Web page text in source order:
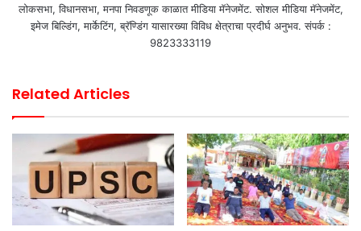
लोकसभा, विधानसभा, मनपा निवडणूक काळात मीडिया मॅनेजमेंट. सोशल मीडिया मॅनेजमेंट,
इमेज बिल्डिंग, मार्केटिंग, ब्रॅण्डिंग यासारख्या विविध क्षेत्राचा प्रदीर्घ अनुभव. संपर्क :
9823333119
Related Articles